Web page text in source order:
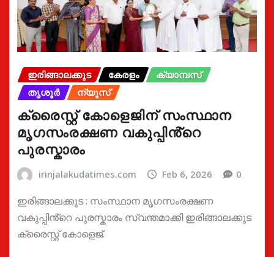
ഇരിങ്ങാലക്കുട കേരളം
ക്യാമ്പസ്
തൃശൂർ
ന്യൂസ്
ക്രൈസ്റ്റ് കോളെജിന് സംസ്ഥാന
മൃഗസംരക്ഷണ വകുപ്പിൻ്റെ
പുരസ്കാരം
irinjalakudatimes.com Feb 6, 2026 0
ഇരിങ്ങാലക്കുട : സംസ്ഥാന മൃഗസംരക്ഷണ
വകുപ്പിൻ്റെ പുരസ്കാരം സ്വന്തമാക്കി ഇരിങ്ങാലക്കുട
ക്രൈസ്റ്റ് കോളെജ്.